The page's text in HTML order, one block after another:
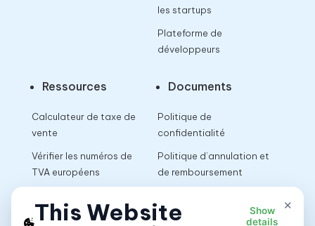
les startups
Plateforme de
développeurs
Ressources
Calculateur de taxe de
vente
Vérifier les numéros de
TVA européens
Documents
Politique de
confidentialité
Politique d’annulation et
de remboursement
×
This Website
Show
details